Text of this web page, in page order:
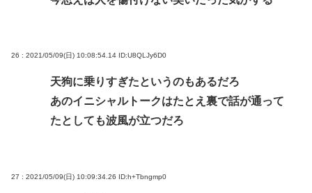
26 : 2021/05/09(日) 10:08:54.14 ID:U8QLJy6D0
天狗に乗りすぎたというのもあるだろ
あのイニシャルトークはたとえ裏で話が通って
たとしても波風が立つだろ
27 : 2021/05/09(日) 10:09:34.26 ID:h+Tbngmp0